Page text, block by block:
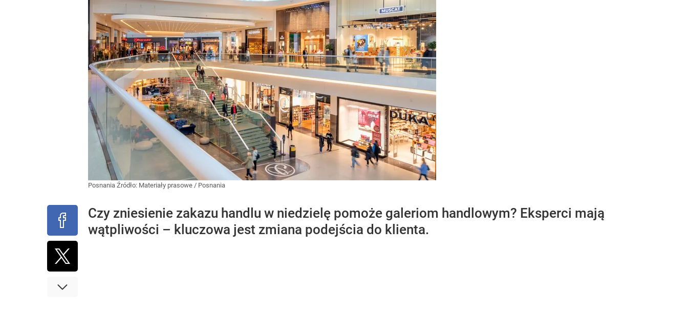
Posnania Źródło: Materiały prasowe / Posnania
Czy zniesienie zakazu handlu w niedzielę pomoże galeriom handlowym? Eksperci mają
wątpliwości – kluczowa jest zmiana podejścia do klienta.